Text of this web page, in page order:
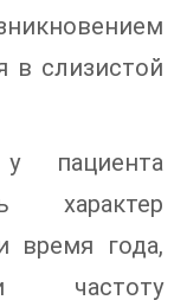
в слизистой
пациента
характер
время года,
частоту